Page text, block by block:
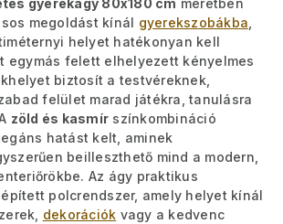
megoldást kínál gyerekszobákba
helyet hatékonyan kell
egymás felett elhelyezett kényelmes
biztosít a testvéreknek,
felület marad játékra, tanulásra
zöld és kasmír színkombináció
hatást kelt, aminek
beilleszthető mind a modern,
Az ágy praktikus
polcrendszer, amely helyet kínál
dekorációk vagy a kedvenc